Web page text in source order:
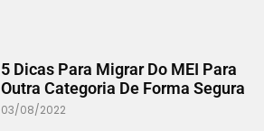
5 Dicas Para Migrar Do MEI Para
Outra Categoria De Forma Segura
03/08/2022